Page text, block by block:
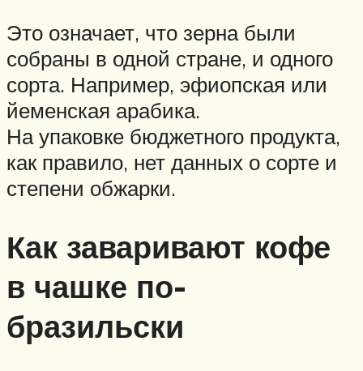
Это означает, что зерна были
собраны в одной стране, и одного
сорта. Например, эфиопская или
йеменская арабика.
На упаковке бюджетного продукта,
как правило, нет данных о сорте и
степени обжарки.
Как заваривают кофе
в чашке по-
бразильски